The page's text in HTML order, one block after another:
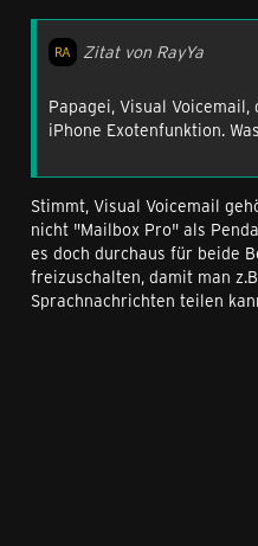
Zitat von RayYa
Papagei, Visual
iPhone Exotenfunktion.
Stimmt, Visual Voicemail
nicht "Mailbox Pro" als
es doch durchaus für beide
freizuschalten, damit man
Sprachnachrichten teilen